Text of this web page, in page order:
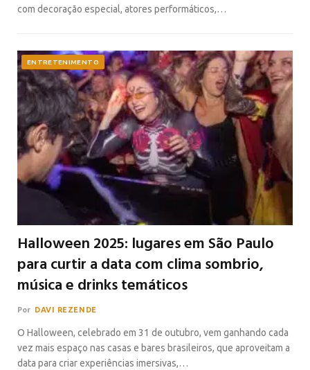
com decoração especial, atores performáticos,…
ENTRETENIMENTO
Halloween 2025: lugares em São Paulo
para curtir a data com clima sombrio,
música e drinks temáticos
Por DAVI REZENDE
O Halloween, celebrado em 31 de outubro, vem ganhando cada
vez mais espaço nas casas e bares brasileiros, que aproveitam a
data para criar experiências imersivas,…